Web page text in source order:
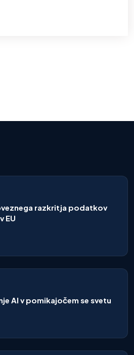
razkritja podatkov
EU
AI v pomikajočem se svetu